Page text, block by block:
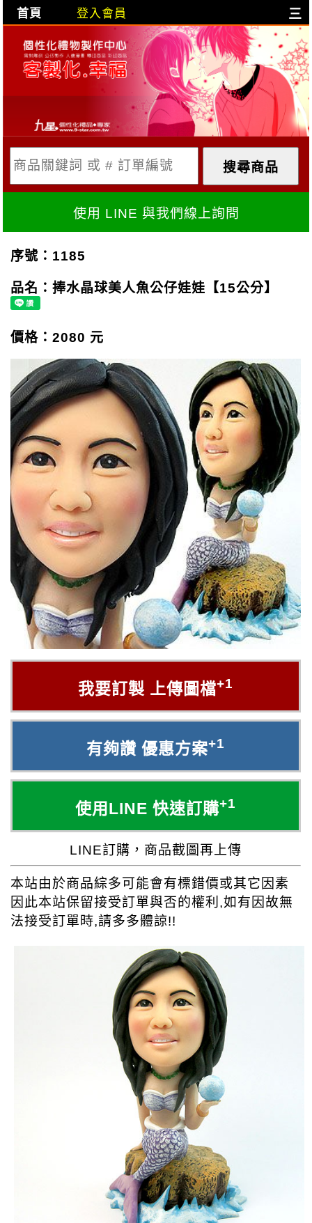
首頁 登入會員 三
購物車內容:
目前購物車是空的!
X
使用 LINE 與我們線上詢問